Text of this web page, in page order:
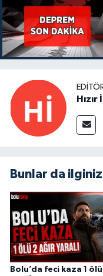
Hızır
Bunlar da
Bolu’da feci kaza 1